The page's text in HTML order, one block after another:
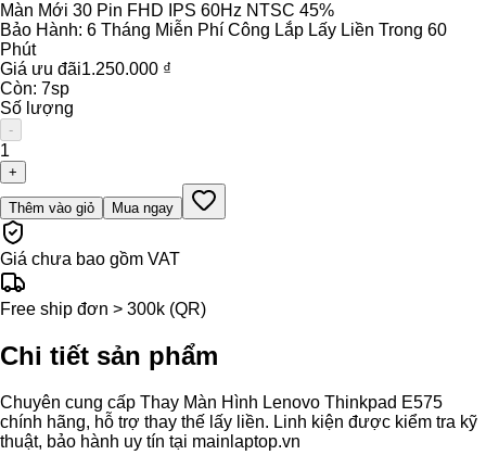
Màn Mới 30 Pin FHD IPS 60Hz NTSC 45%
Bảo Hành: 6 Tháng Miễn Phí Công Lắp Lấy Liền Trong 60
Phút
Giá ưu đãi1.250.000 ₫
Còn: 7sp
Số lượng
-
1
+
Thêm vào giỏ Mua ngay
Giá chưa bao gồm VAT
Free ship đơn > 300k (QR)
Chi tiết sản phẩm
Chuyên cung cấp Thay Màn Hình Lenovo Thinkpad E575
chính hãng, hỗ trợ thay thế lấy liền. Linh kiện được kiểm tra kỹ
thuật, bảo hành uy tín tại mainlaptop.vn